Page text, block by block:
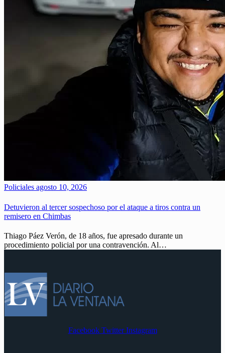
Policiales agosto 10, 2026
Detuvieron al tercer sospechoso por el ataque a tiros contra un
remisero en Chimbas
Thiago Páez Verón, de 18 años, fue apresado durante un
procedimiento policial por una contravención. Al…
Facebook Twitter Instagram